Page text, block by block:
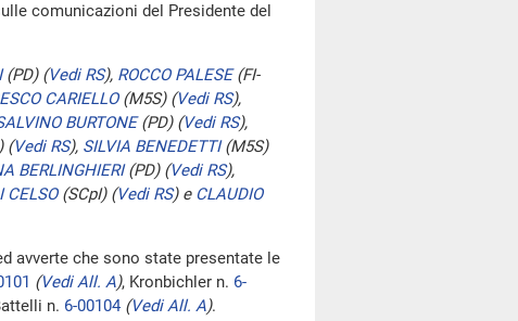
comunicazioni del Presidente del
(PD) (Vedi RS), ROCCO PALESE(FI-
CARIELLO(M5S) (Vedi RS),
BURTONE(PD) (Vedi RS),
(Vedi RS), SILVIA BENEDETTI(M5S)
BERLINGHIERI(PD) (Vedi RS),
CELSO(SCpI) (Vedi RS)e CLAUDIO
avverte che sono state presentate le
(Vedi All. A), Kronbichler n. 6-
n. 6-00104 (Vedi All. A).